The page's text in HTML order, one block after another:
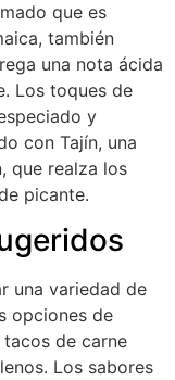
que es
también
una nota ácida
Los toques de
y
con Tajín, una
que realza los
picante.
una variedad de
opciones de
de carne
Los sabores